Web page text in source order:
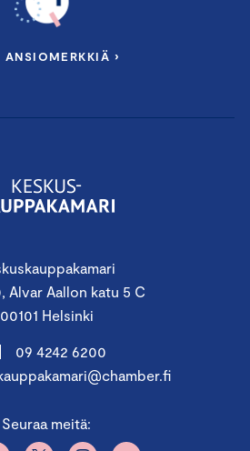
Alvar Aallon katu 5 C
00101 Helsinki
09 4242 6200
Seuraa meitä:
ANSIOMERKKIÄ ›